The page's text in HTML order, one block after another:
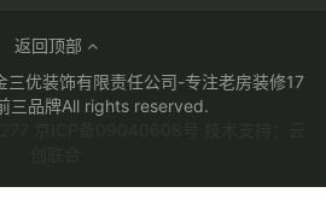
返回顶部
优装饰有限责任公司-专注老房装修17
三品牌All rights reserved.